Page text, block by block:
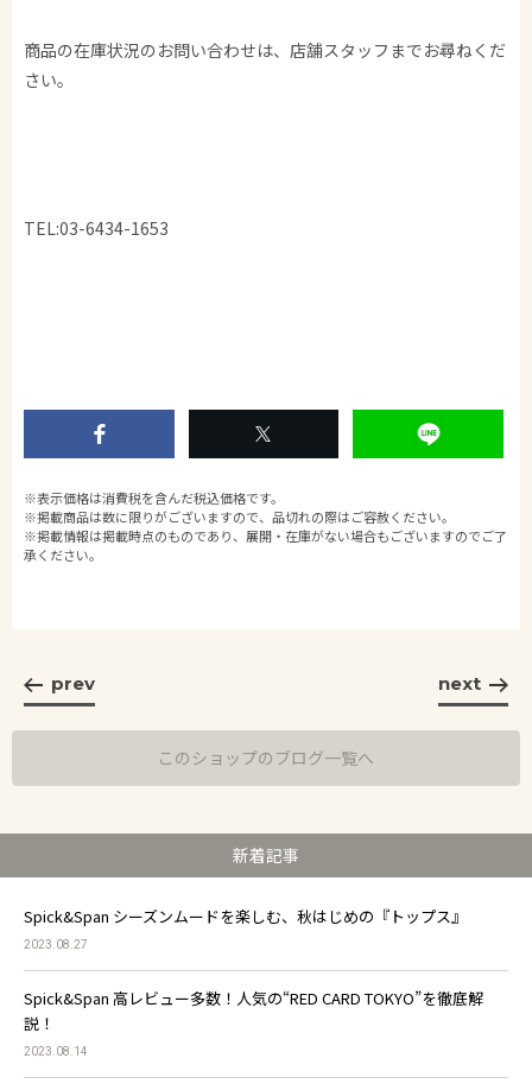
商品の在庫状況のお問い合わせは、店舗スタッフまでお尋ねくだ
さい。
TEL:03-6434-1653
※表示価格は消費税を含んだ税込価格です。
※掲載商品は数に限りがございますので、品切れの際はご容赦ください。
※掲載情報は掲載時点のものであり、展開・在庫がない場合もございますのでご了
承ください。
prev next
このショップのブログ一覧へ
新着記事
Spick&Span シーズンムードを楽しむ、秋はじめの『トップス』
2023.08.27
Spick&Span 高レビュー多数！人気の“RED CARD TOKYO”を徹底解
説！
2023.08.14